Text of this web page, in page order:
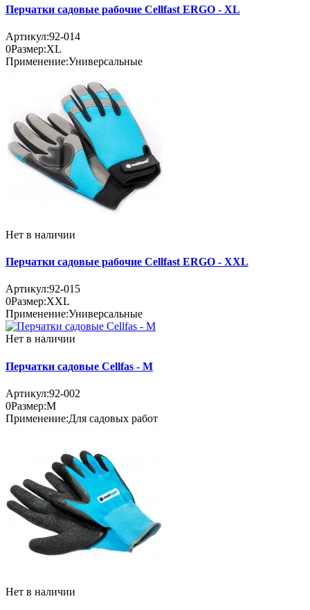
Перчатки садовые рабочие Cellfast ERGO - XL
Артикул:92-014
0Размер:XL
Применение:Универсальные
Нет в наличии
Перчатки садовые рабочие Cellfast ERGO - XXL
Артикул:92-015
0Размер:XXL
Применение:Универсальные
Нет в наличии
Перчатки садовые Cellfas - M
Артикул:92-002
0Размер:M
Применение:Для садовых работ
Нет в наличии